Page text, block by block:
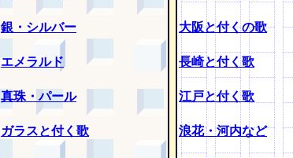
銀・シルバー
エメラルド
真珠・パール
ガラスと付く歌
大阪と付くの歌
長崎と付く歌
江戸と付く歌
浪花・河内など